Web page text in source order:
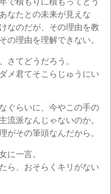
なたとの未来が見えな
なのだが、その理由を教
の理由を理解できない。
さてどうだろう。
メ君てそこらじゅうにい
ぐらいに、今やこの手の
流派なんじゃないのか。
がその筆頭なんだから。
に一言。
ら、おそらくキリがない